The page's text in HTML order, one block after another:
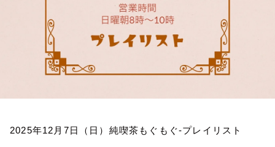
2025年12 月 7日（日）純喫茶もぐもぐ-プレイリスト